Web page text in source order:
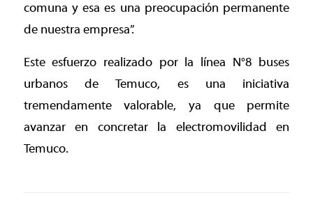
comuna y esa es una preocupación permanente
de nuestra empresa”.
Este esfuerzo realizado por la línea N°8 buses
urbanos de Temuco, es una iniciativa
tremendamente valorable, ya que permite
avanzar en concretar la electromovilidad en
Temuco.